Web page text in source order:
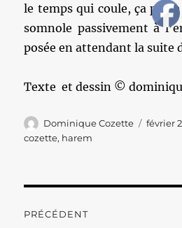
le temps qui coule, ça
somnole passivement à
posée en attendant la suite
Texte et dessin ©
Auteur
Dominique Cozette
Publié
février
cozette, harem
PRÉCÉDENT